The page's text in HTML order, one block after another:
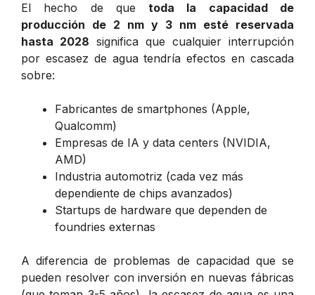
El hecho de quetoda la capacidad de
producción de 2 nm y 3 nm esté reservada
hasta 2028 significa que cualquier interrupción
por escasez de agua tendría efectos en cascada
sobre:
Fabricantes de smartphones (Apple,
Qualcomm)
Empresas de IA y data centers (NVIDIA,
AMD)
Industria automotriz (cada vez más
dependiente de chips avanzados)
Startups de hardware que dependen de
foundries externas
A diferencia de problemas de capacidad que se
pueden resolver con inversión en nuevas fábricas